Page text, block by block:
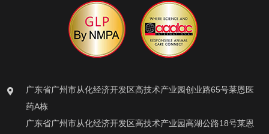
广东省广州市从化经济开发区高技术产业园创业路65号莱恩医
药A栋
广东省广州市从化经济开发区高技术产业园高湖公路18号莱恩